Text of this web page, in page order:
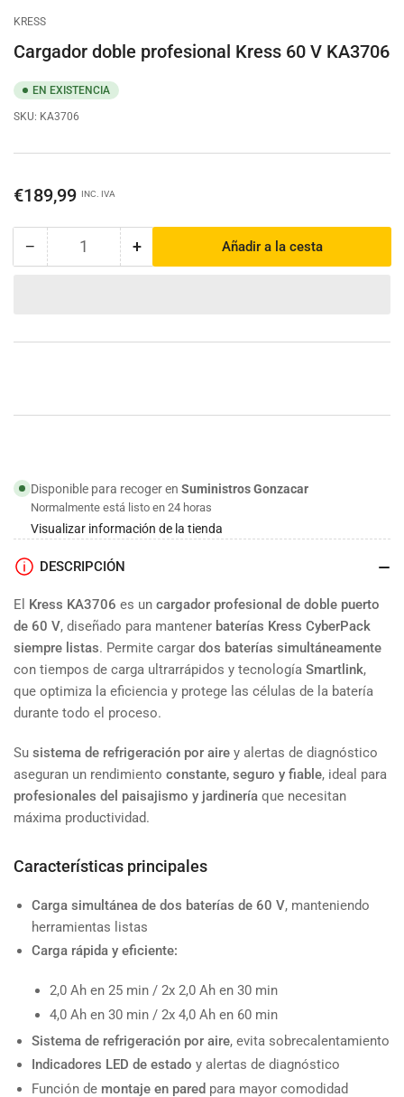
la
vista
galería
de
galería
KRESS
Cargador doble profesional Kress 60 V KA3706
EN EXISTENCIA
SKU: KA3706
Precio
€189,99 INC. IVA
− Reducir
Cantidad +Aumentar
Añadir a la cesta
Disponible para recoger en Suministros Gonzacar
Normalmente está listo en 24 horas
Visualizar información de la tienda
DESCRIPCIÓN
El Kress KA3706 es un cargador profesional de doble puerto
de 60 V, diseñado para mantener baterías Kress CyberPack
siempre listas. Permite cargar dos baterías simultáneamente
con tiempos de carga ultrarrápidos y tecnología Smartlink,
que optimiza la eficiencia y protege las células de la batería
durante todo el proceso.
Su sistema de refrigeración por aire y alertas de diagnóstico
aseguran un rendimiento constante, seguro y fiable, ideal para
profesionales del paisajismo y jardinería que necesitan
máxima productividad.
Características principales
Carga simultánea de dos baterías de 60 V, manteniendo
herramientas listas
Carga rápida y eficiente:
2,0 Ah en 25 min / 2x 2,0 Ah en 30 min
4,0 Ah en 30 min / 2x 4,0 Ah en 60 min
Sistema de refrigeración por aire, evita sobrecalentamiento
Indicadores LED de estado y alertas de diagnóstico
Función de montaje en pared para mayor comodidad